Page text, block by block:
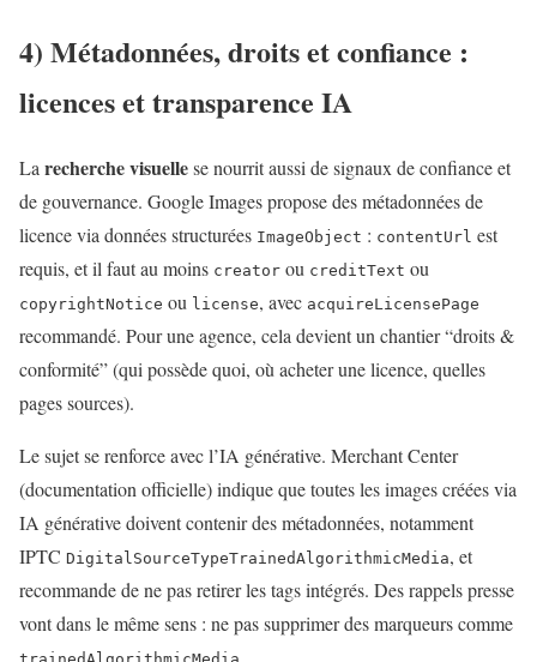
4) Métadonnées, droits et confiance :
licences et transparence IA
La recherche visuellese nourrit aussi de signaux de confiance et
de gouvernance. Google Images propose des métadonnées de
licence via données structurées ImageObject : contentUrl est
requis, et il faut au moins creator ou creditText ou
copyrightNotice ou license, avec acquireLicensePage
recommandé. Pour une agence, cela devient un chantier “droits &
conformité” (qui possède quoi, où acheter une licence, quelles
pages sources).
Le sujet se renforce avec l’IA générative. Merchant Center
(documentation officielle) indique que toutes les images créées via
IA générative doivent contenir des métadonnées, notamment
IPTC DigitalSourceTypeTrainedAlgorithmicMedia, et
recommande de ne pas retirer les tags intégrés. Des rappels presse
vont dans le même sens : ne pas supprimer des marqueurs comme